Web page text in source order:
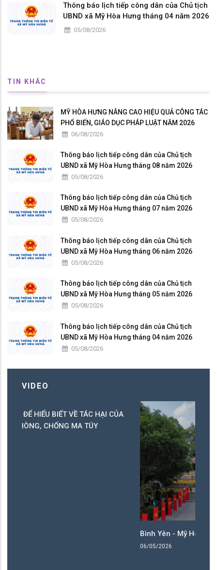
Thông báo lịch tiếp công dân của Chủ tịch
UBND xã Mỹ Hòa Hưng tháng 04 năm 2026
05/08/2026
TIN KHÁC
MỸ HÒA HƯNG NÂNG CAO HIỆU QUẢ CÔNG TÁC
PHỔ BIẾN, GIÁO DỤC PHÁP LUẬT NĂM 2026
06/08/2026
Thông báo lịch tiếp công dân của Chủ tịch
UBND xã Mỹ Hòa Hưng tháng 08 năm 2026
05/08/2026
Thông báo lịch tiếp công dân của Chủ tịch
UBND xã Mỹ Hòa Hưng tháng 07 năm 2026
05/08/2026
Thông báo lịch tiếp công dân của Chủ tịch
UBND xã Mỹ Hòa Hưng tháng 06 năm 2026
05/08/2026
Thông báo lịch tiếp công dân của Chủ tịch
UBND xã Mỹ Hòa Hưng tháng 05 năm 2026
05/08/2026
Thông báo lịch tiếp công dân của Chủ tịch
UBND xã Mỹ Hòa Hưng tháng 04 năm 2026
05/08/2026
VIDEO